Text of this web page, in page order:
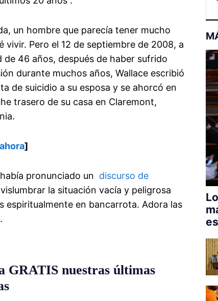
un hombre que parecía tener mucho
vivir. Pero el 12 de septiembre de 2008, a
de 46 años, después de haber sufrido
durante muchos años, Wallace escribió
de suicidio a su esposa y se ahorcó en
trasero de su casa en Claremont,
]
pronunciado un discurso de
la situación vacía y peligrosa
espiritualmente en bancarrota. Adora las
GRATIS nuestras últimas